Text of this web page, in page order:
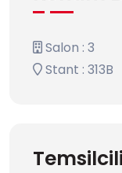
Salon : 3
Stant : 313B